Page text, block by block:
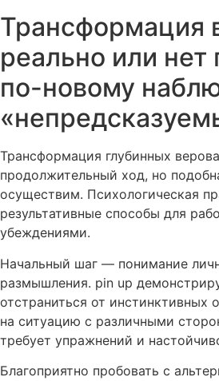
Трансформация
реально или нет
по-новому
Трансформация глубинных
продолжительный ход, но
осуществим. Психологическая
результативные способы для
убеждениями.
Начальный шаг — понимание
размышления. pin up
отстраниться от инстинктивных
на ситуацию с различными
требует упражнений и
Благоприятно пробовать с